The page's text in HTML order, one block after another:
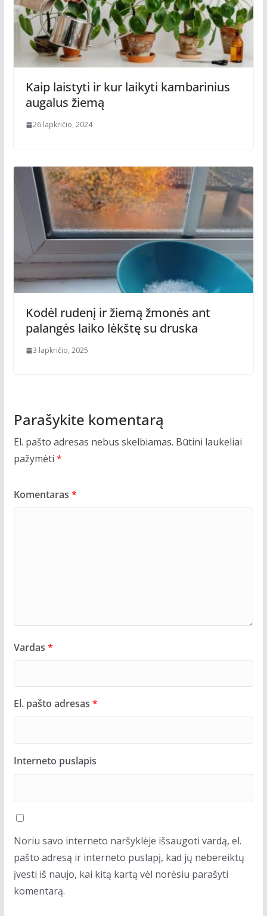
Kaip laistyti ir kur laikyti kambarinius
augalus žiemą
26 lapkričio, 2024
Kodėl rudenį ir žiemą žmonės ant
palangės laiko lėkštę su druska
3 lapkričio, 2025
Parašykite komentarą
El. pašto adresas nebus skelbiamas. Būtini laukeliai
pažymėti *
Komentaras *
Vardas *
El. pašto adresas *
Interneto puslapis
Noriu savo interneto naršyklėje išsaugoti vardą, el.
pašto adresą ir interneto puslapį, kad jų nebereiktų
įvesti iš naujo, kai kitą kartą vėl norėsiu parašyti
komentarą.